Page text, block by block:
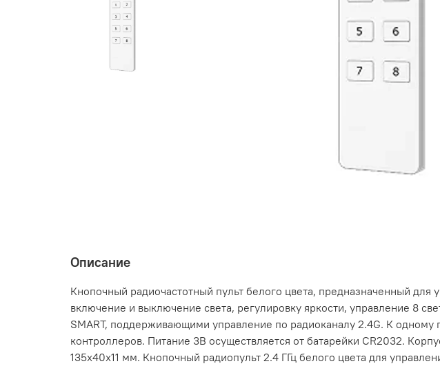
Описание
Кнопочный радиочастотный пульт белого цвета, предназначенный
включение и выключение света, регулировку яркости, управление 8
SMART, поддерживающими управление по радиоканалу 2.4G. К
контроллеров. Питание 3В осуществляется от батарейки CR2032.
135x40x11 мм. Кнопочный радиопульт 2.4 ГГц белого цвета для